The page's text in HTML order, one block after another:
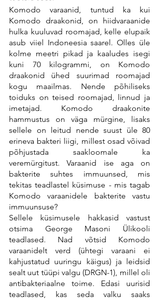
Komodo varaanid, tuntud ka kui
Komodo draakonid, on hiidvaraanide
hulka kuuluvad roomajad, kelle elupaik
asub viiel Indoneesia saarel. Olles üle
kolme meetri pikad ja kaaludes isegi
kuni 70 kilogrammi, on Komodo
draakonid ühed suurimad roomajad
kogu maailmas. Nende põhiliseks
toiduks on teised roomajad, linnud ja
imetajad. Komodo draakonite
hammustus on väga mürgine, lisaks
sellele on leitud nende suust üle 80
erineva bakteri liigi, millest osad võivad
põhjustada saakloomale ka
veremürgitust. Varaanid ise aga on
bakterite suhtes immuunsed, mis
tekitas teadlastel küsimuse - mis tagab
Komodo varaanidele bakterite vastu
immuunsuse?
Sellele küsimusele hakkasid vastust
otsima George Masoni Ülikooli
teadlased. Nad võtsid Komodo
varaanidelt verd (ühtegi varaani ei
kahjustatud uuringu käigus) ja leidsid
sealt uut tüüpi valgu (DRGN-1), millel oli
antibakteriaalne toime. Edasi uurisid
teadlased, kas seda valku saaks